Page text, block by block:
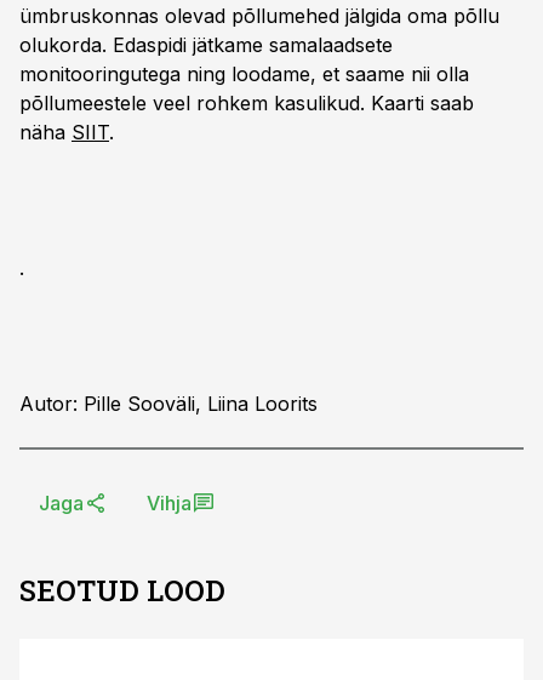
ümbruskonnas olevad põllumehed jälgida oma põllu
olukorda. Edaspidi jätkame samalaadsete
monitooringutega ning loodame, et saame nii olla
põllumeestele veel rohkem kasulikud. Kaarti saab
näha SIIT.
.
Autor: Pille Sooväli, Liina Loorits
Jaga Vihja
SEOTUD LOOD